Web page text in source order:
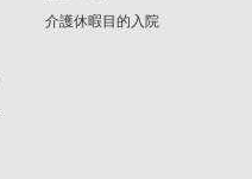
介護休暇目的入院